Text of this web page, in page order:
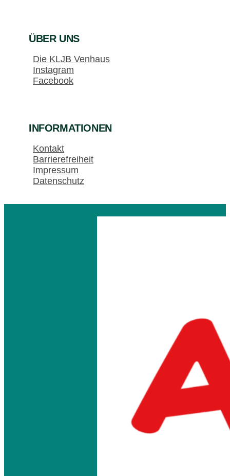
ÜBER UNS
Die KLJB Venhaus
Instagram
Facebook
INFORMATIONEN
Kontakt
Barrierefreiheit
Impressum
Datenschutz